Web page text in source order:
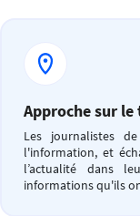
Approche sur
Les journalistes
l'information, et
l’actualité dans
informations qu'ils